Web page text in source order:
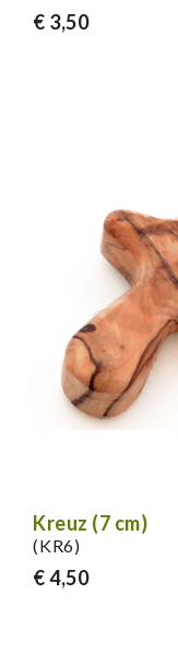
€ 3,50
Kreuz (7 cm)
(KR6)
€ 4,50